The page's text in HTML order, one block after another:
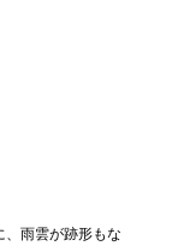
雨雲が跡形もな